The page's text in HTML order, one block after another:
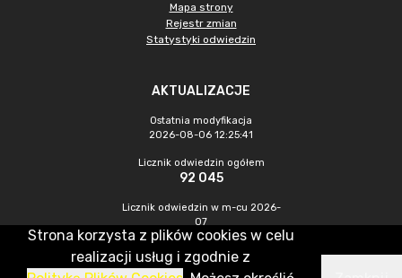
Mapa strony
Rejestr zmian
Statystyki odwiedzin
AKTUALIZACJE
Ostatnia modyfikacja
2026-08-06 12:25:41
Licznik odwiedzin ogółem
92 045
Licznik odwiedzin w m-cu 2026-
07
343
Strona korzysta z plików cookies w celu
realizacji usług i zgodnie z